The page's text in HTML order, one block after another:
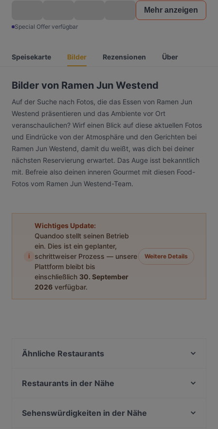
Mehr anzeigen
Special Offer verfügbar
Speisekarte Bilder Rezensionen Über
Bilder von Ramen Jun Westend
Auf der Suche nach Fotos, die das Essen von Ramen Jun
Westend präsentieren und das Ambiente vor Ort
veranschaulichen? Wirf einen Blick auf diese aktuellen Fotos
und Eindrücke von der Atmosphäre und den Gerichten bei
Ramen Jun Westend, damit du weißt, was dich bei deiner
nächsten Reservierung erwartet. Das Auge isst bekanntlich
mit. Befreie also deinen inneren Gourmet mit diesen Food-
Fotos vom Ramen Jun Westend-Team.
i
Wichtiges Update:
Quandoo stellt seinen Betrieb
ein. Dies ist ein geplanter,
schrittweiser Prozess — unsere
Plattform bleibt bis
einschließlich 30. September
2026 verfügbar.
Weitere Details
Ähnliche Restaurants
Cucina Mediterraneo
Das Wirtshaus Hauptbahnhof
Restaurants in der Nähe
The Dragon‘s City Sushi Ramen Bowls &
Vietnamesische Restaurant
Sehenswürdigkeiten in der Nähe